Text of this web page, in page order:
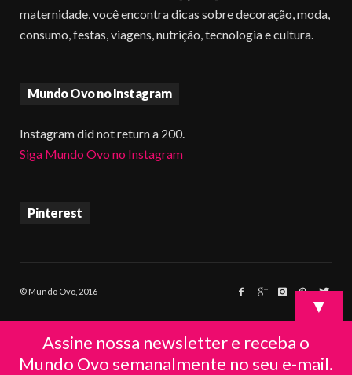
maternidade, você encontra dicas sobre decoração, moda,
consumo, festas, viagens, nutrição, tecnologia e cultura.
Mundo Ovo no Instagram
Instagram did not return a 200.
Siga Mundo Ovo no Instagram
Pinterest
© Mundo Ovo, 2016
▼
Assine nossa newsletter e receba o
Mundo Ovo semanalmente no seu e-mail.